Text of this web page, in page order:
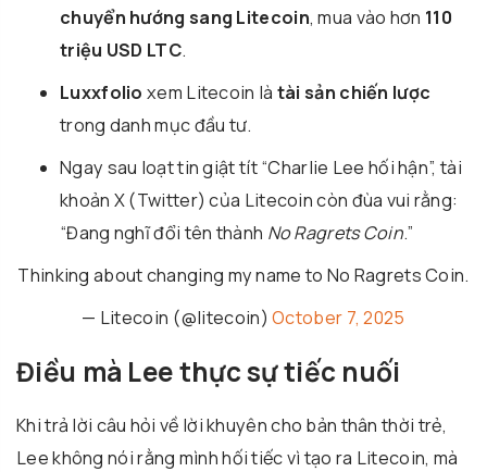
chuyển hướng sang Litecoin, mua vào hơn 110
triệu USD LTC.
Luxxfolio xem Litecoin là tài sản chiến lược
trong danh mục đầu tư.
Ngay sau loạt tin giật tít “Charlie Lee hối hận”, tài
khoản X (Twitter) của Litecoin còn đùa vui rằng:
“Đang nghĩ đổi tên thành No Ragrets Coin.”
Thinking about changing my name to No Ragrets Coin.
— Litecoin (@litecoin)October 7, 2025
Điều mà Lee thực sự tiếc nuối
Khi trả lời câu hỏi về lời khuyên cho bản thân thời trẻ,
Lee không nói rằng mình hối tiếc vì tạo ra Litecoin, mà